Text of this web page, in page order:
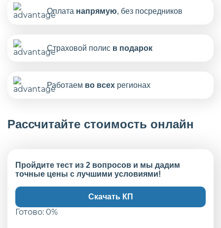
Оплата напрямую, без посредников
Страховой полис в подарок
Работаем во всех регионах
Рассчитайте стоимость онлайн
Пройдите тест из 2 вопросов и мы дадим
точные цены с лучшими условиями!
Скачать КП
Готово: 0%